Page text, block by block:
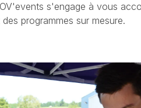
s'engage à vous
programmes sur mesure.